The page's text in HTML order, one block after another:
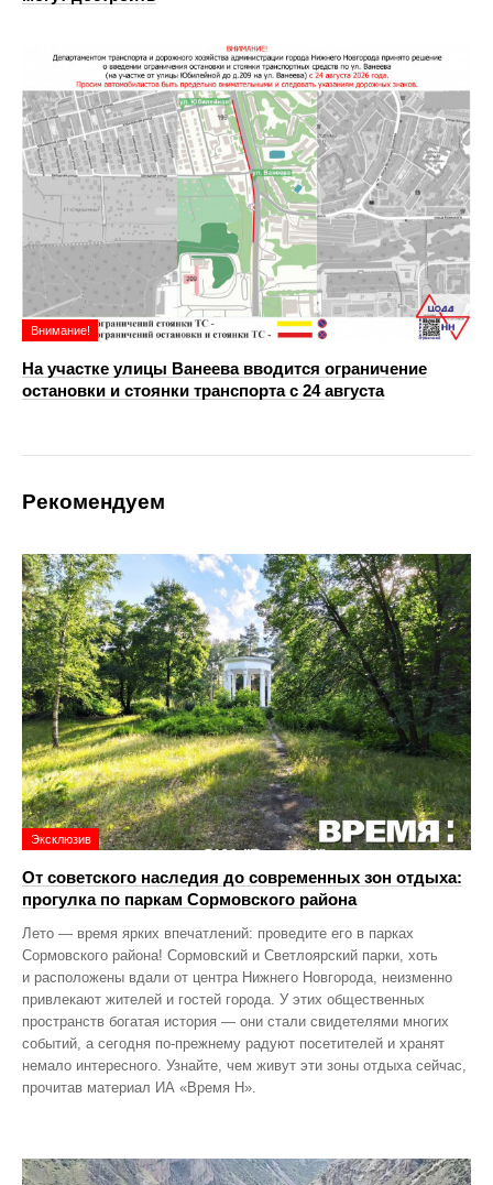
Внимание!
На участке улицы Ванеева вводится ограничение
остановки и стоянки транспорта с 24 августа
Рекомендуем
Эксклюзив
От советского наследия до современных зон отдыха:
прогулка по паркам Сормовского района
Лето — время ярких впечатлений: проведите его в парках
Сормовского района! Сормовский и Светлоярский парки, хоть
и расположены вдали от центра Нижнего Новгорода, неизменно
привлекают жителей и гостей города. У этих общественных
пространств богатая история — они стали свидетелями многих
событий, а сегодня по‑прежнему радуют посетителей и хранят
немало интересного. Узнайте, чем живут эти зоны отдыха сейчас,
прочитав материал ИА «Время Н».